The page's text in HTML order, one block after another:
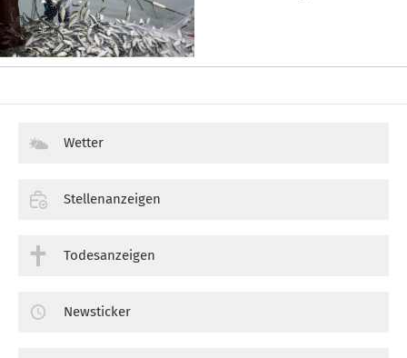
Wetter
Stellenanzeigen
Todesanzeigen
Newsticker